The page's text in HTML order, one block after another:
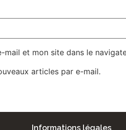
mail et mon site dans le
articles par e-mail.
Informations légales